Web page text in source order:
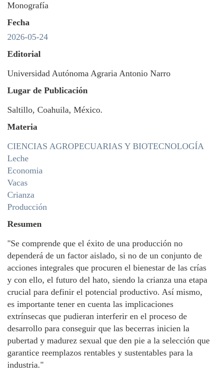
Monografía
Fecha
2026-05-24
Editorial
Universidad Autónoma Agraria Antonio Narro
Lugar de Publicación
Saltillo, Coahuila, México.
Materia
CIENCIAS AGROPECUARIAS Y BIOTECNOLOGÍA
Leche
Economia
Vacas
Crianza
Producción
Resumen
"Se comprende que el éxito de una producción no
dependerá de un factor aislado, si no de un conjunto de
acciones integrales que procuren el bienestar de las crías
y con ello, el futuro del hato, siendo la crianza una etapa
crucial para definir el potencial productivo. Así mismo,
es importante tener en cuenta las implicaciones
extrínsecas que pudieran interferir en el proceso de
desarrollo para conseguir que las becerras inicien la
pubertad y madurez sexual que den pie a la selección que
garantice reemplazos rentables y sustentables para la
industria."